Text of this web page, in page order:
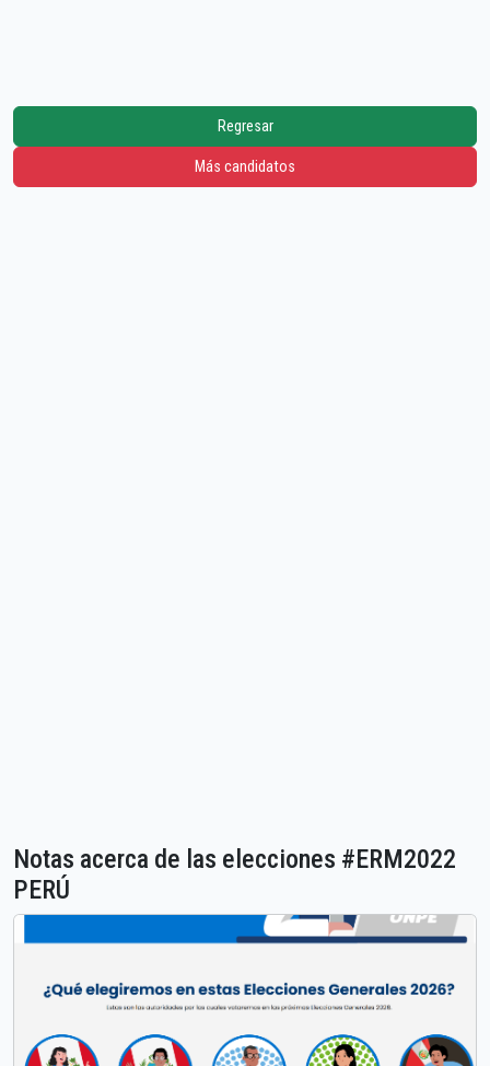
Regresar
Más candidatos
Notas acerca de las elecciones #ERM2022
PERÚ